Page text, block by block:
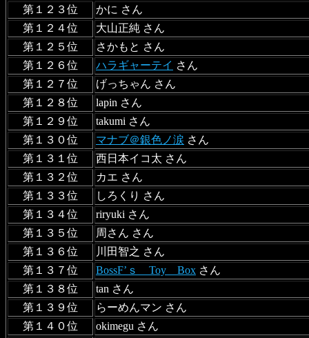
第１２３位
かに さん
第１２４位
大山正純 さん
第１２５位
さかもと さん
第１２６位
ハラギャーテイ さん
第１２７位
げっちゃん さん
第１２８位
lapin さん
第１２９位
takumi さん
第１３０位
マナブ＠銀色ノ涙 さん
第１３１位
西日本イコ太 さん
第１３２位
カエ さん
第１３３位
しろくり さん
第１３４位
riryuki さん
第１３５位
周さん さん
第１３６位
川田智之 さん
第１３７位
BossF’ｓ Toy Box さん
第１３８位
tan さん
第１３９位
らーめんマン さん
第１４０位
okimegu さん